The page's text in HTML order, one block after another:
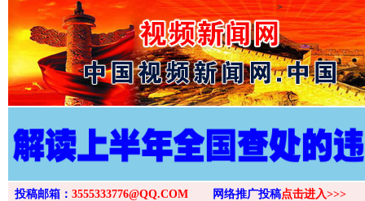
>
投稿邮箱： 3555333776@QQ.COM 网络推广投稿点击进入>>>